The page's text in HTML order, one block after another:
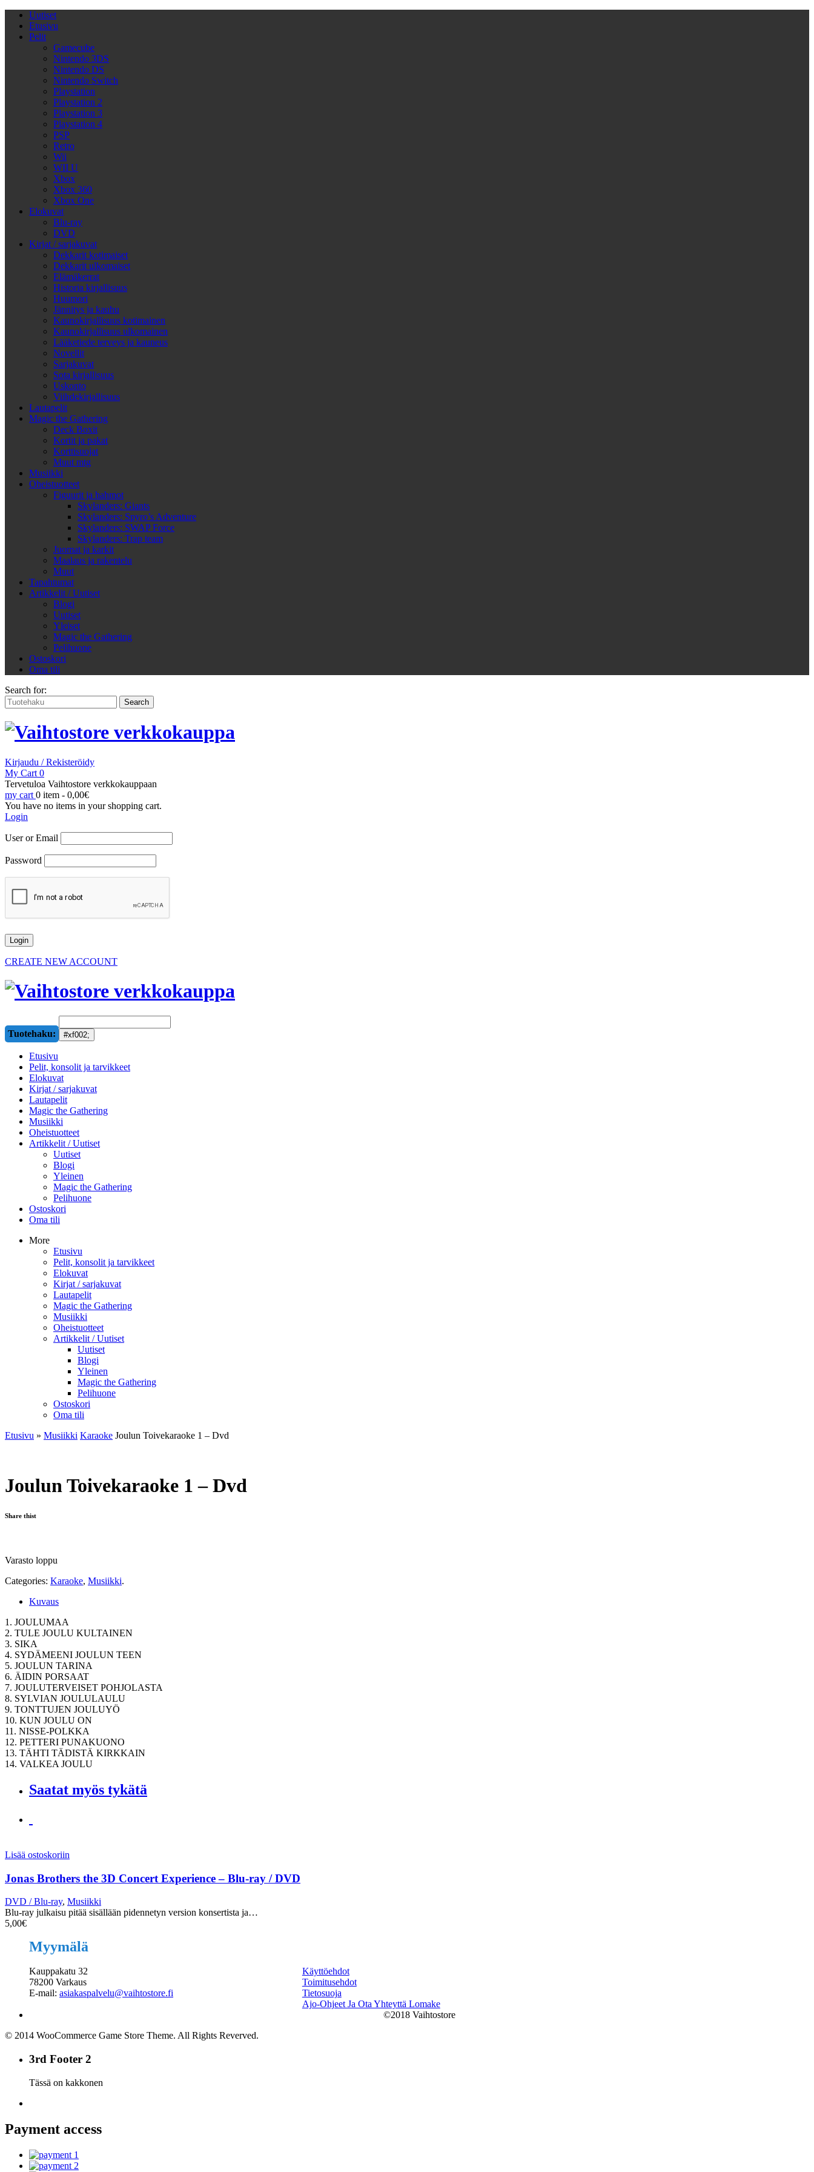
Uutiset
Etusivu
Pelit
Gamecube
Nintendo 3DS
Nintendo DS
Nintendo Switch
Playstation
Playstation 2
Playstation 3
Playstation 4
PSP
Retro
Wii
WII U
Xbox
Xbox 360
Xbox One
Elokuvat
Blu-ray
DVD
Kirjat / sarjakuvat
Dekkarit kotimaiset
Dekkarit ulkomaiset
Elämäkerrat
Historia kirjallisuus
Huumori
Jännitys ja kauhu
Kaunokirjallisuus kotimainen
Kaunokirjallisuus ulkomainen
Lääketiede terveys ja kauneus
Novellit
Sarjakuvat
Sota kirjallisuus
Uskonto
Viihdekirjallisuus
Lautapelit
Magic the Gathering
Deck Boxit
Kortit ja pakat
Korttisuojat
Muut mtg
Musiikki
Oheistuotteet
Figuurit ja hahmot
Skylanders: Giants
Skylanders: Spyro’s Adventure
Skylanders: SWAP Force
Skylanders: Trap team
Juomat ja karkit
Maalaus ja rakentelu
Muut
Tapahtumat
Artikkelit / Uutiset
Blogi
Uutiset
Yleiset
Magic the Gathering
Pelihuone
Ostoskori
Oma tili
Search for:
Kirjaudu / Rekisteröidy
My Cart 0
Tervetuloa Vaihtostore verkkokauppaan
my cart 0 item - 0,00€
You have no items in your shopping cart.
Login
User or Email
Password
CREATE NEW ACCOUNT
Tuotehaku:
Etusivu
Pelit, konsolit ja tarvikkeet
Elokuvat
Kirjat / sarjakuvat
Lautapelit
Magic the Gathering
Musiikki
Oheistuotteet
Artikkelit / Uutiset
Uutiset
Blogi
Yleinen
Magic the Gathering
Pelihuone
Ostoskori
Oma tili
More
Etusivu
Pelit, konsolit ja tarvikkeet
Elokuvat
Kirjat / sarjakuvat
Lautapelit
Magic the Gathering
Musiikki
Oheistuotteet
Artikkelit / Uutiset
Uutiset
Blogi
Yleinen
Magic the Gathering
Pelihuone
Ostoskori
Oma tili
Etusivu » Musiikki Karaoke Joulun Toivekaraoke 1 – Dvd
Joulun Toivekaraoke 1 – Dvd
Share thist
Varasto loppu
Categories: Karaoke, Musiikki.
Kuvaus
1. JOULUMAA
2. TULE JOULU KULTAINEN
3. SIKA
4. SYDÄMEENI JOULUN TEEN
5. JOULUN TARINA
6. ÄIDIN PORSAAT
7. JOULUTERVEISET POHJOLASTA
8. SYLVIAN JOULULAULU
9. TONTTUJEN JOULUYÖ
10. KUN JOULU ON
11. NISSE-POLKKA
12. PETTERI PUNAKUONO
13. TÄHTI TÄDISTÄ KIRKKAIN
14. VALKEA JOULU
Saatat myös tykätä
Lisää ostoskoriin
Jonas Brothers the 3D Concert Experience – Blu-ray / DVD
DVD / Blu-ray, Musiikki
Blu-ray julkaisu pitää sisällään pidennetyn version konsertista ja…
5,00€
Myymälä
Kauppakatu 32
78200 Varkaus
E-mail: asiakaspalvelu@vaihtostore.fi
Käyttöehdot
Toimitusehdot
Tietosuoja
Ajo-Ohjeet Ja Ota Yhteyttä Lomake
©2018 Vaihtostore
© 2014 WooCommerce Game Store Theme. All Rights Reverved.
3rd Footer 2
Tässä on kakkonen
Payment access